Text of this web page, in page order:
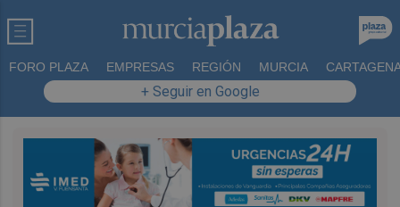
FORO PLAZA EMPRESAS REGIÓN MURCIA
+ Seguir en Google